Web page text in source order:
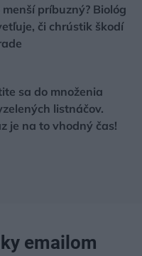
menší príbuzný? Biológ
či chrústik škodí
sa do množenia
listnáčov.
je na to vhodný čas!
emailom